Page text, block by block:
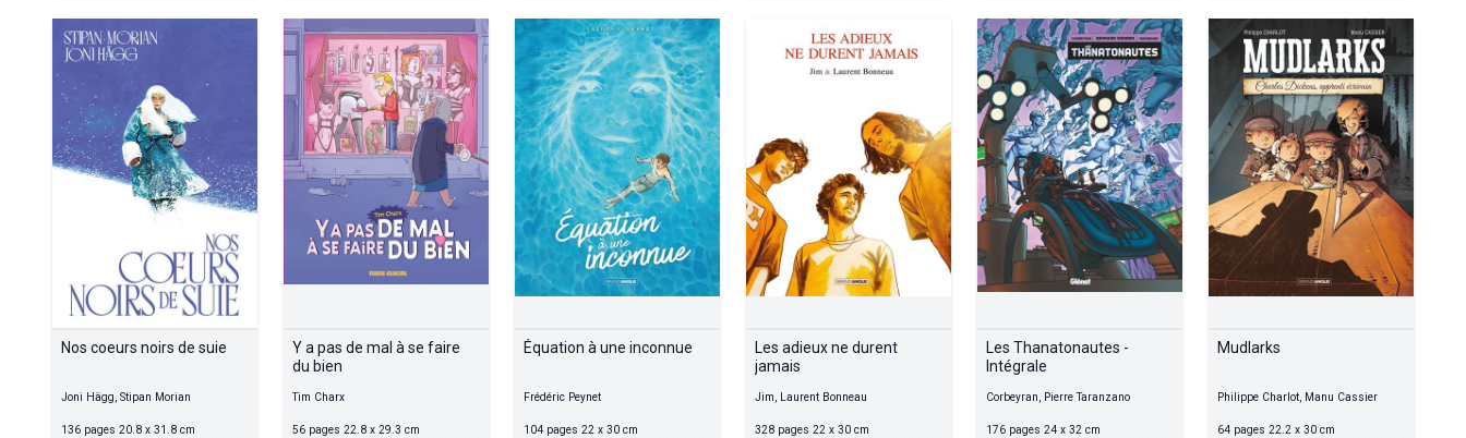
Nos coeurs noirs de suie
Joni Hägg, Stipan Morian
136 pages 20.8 x 31.8 cm
Y a pas de mal à se faire
du bien
Tim Charx
56 pages 22.8 x 29.3 cm
Équation à une inconnue
Frédéric Peynet
104 pages 22 x 30 cm
Les adieux ne durent
jamais
Jim, Laurent Bonneau
328 pages 22 x 30 cm
Les Thanatonautes -
Intégrale
Corbeyran, Pierre Taranzano
176 pages 24 x 32 cm
Mudlarks
Philippe Charlot, Manu Cassier
64 pages 22.2 x 30 cm